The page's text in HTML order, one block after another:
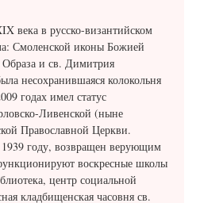
века в русско-византийском
Смоленской иконы Божией
и св. Димитрия
несохранившаяся колокольня
годах имел статус
Ливенской (ныне
Православной Церкви.
году, возвращен верующим
воскресные школы
центр социальной
кладбищенская часовня св.